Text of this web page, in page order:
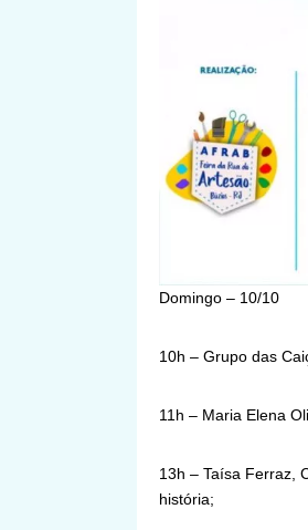
Domingo – 10/10
10h – Grupo das
11h – Maria Elena
13h – Taísa Ferraz,
história;